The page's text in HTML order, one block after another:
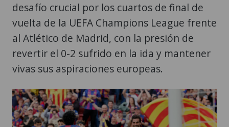
desafío crucial por los cuartos de final de
vuelta de la UEFA Champions League frente
al Atlético de Madrid, con la presión de
revertir el 0-2 sufrido en la ida y mantener
vivas sus aspiraciones europeas.